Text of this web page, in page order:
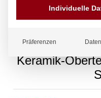
Keramik-
Individuelle
Präferenzen